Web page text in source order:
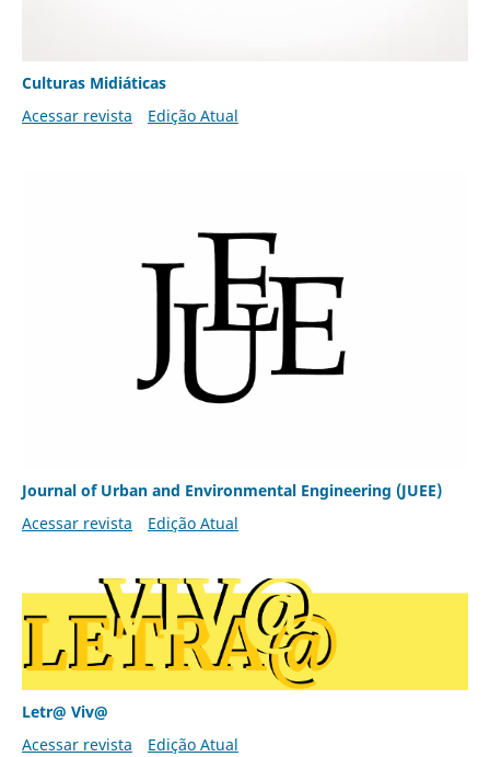
Culturas Midiáticas
Acessar revista
Edição Atual
Journal of Urban and Environmental Engineering (JUEE)
Acessar revista
Edição Atual
Letr@ Viv@
Acessar revista
Edição Atual